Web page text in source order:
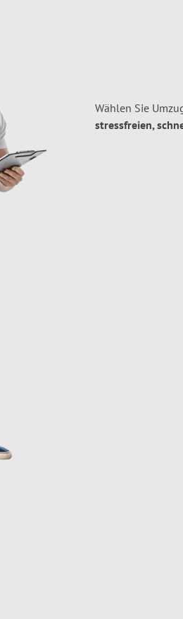
Wählen Sie
stressfreien,